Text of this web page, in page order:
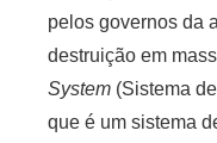
pelos governos da
destruição em
System (Sistema
que é um sistema